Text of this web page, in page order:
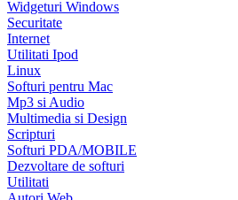
Widgeturi Windows
Securitate
Internet
Utilitati Ipod
Linux
Softuri pentru Mac
Mp3 si Audio
Multimedia si Design
Scripturi
Softuri PDA/MOBILE
Dezvoltare de softuri
Utilitati